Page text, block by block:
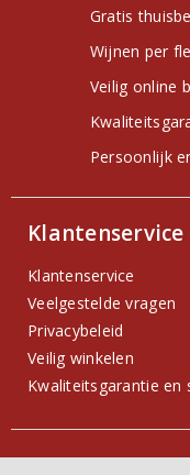
Gratis
Wijnen per
Veilig online
Persoonlijk
Klantenservice
Klantenservice
Veelgestelde vragen
Privacybeleid
Veilig winkelen
Kwaliteitsgarantie en